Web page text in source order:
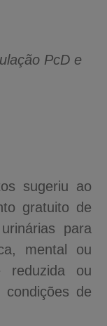
PcD e
sugeriu ao
gratuito de
para
mental ou
reduzida ou
de